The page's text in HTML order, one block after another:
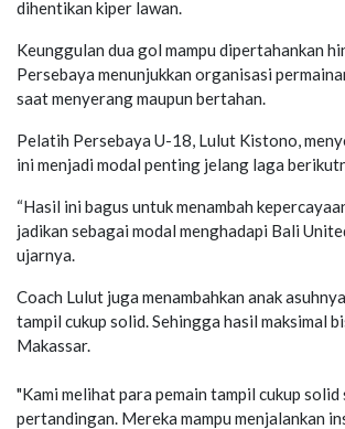
dihentikan kiper lawan.
Keunggulan dua gol mampu dipertahankan
Persebaya menunjukkan organisasi
saat menyerang maupun bertahan.
Pelatih Persebaya U-18, Lulut Kistono,
ini menjadi modal penting jelang laga
“Hasil ini bagus untuk menambah
jadikan sebagai modal menghadapi Bali
ujarnya.
Coach Lulut juga menambahkan anak
tampil cukup solid. Sehingga hasil maksimal
Makassar.
"Kami melihat para pemain tampil cukup solid
pertandingan. Mereka mampu menjalankan